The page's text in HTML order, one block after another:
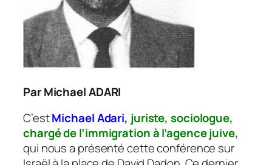
Par Michael ADARI
C’estMichael Adari, juriste, sociologue,
chargé de l’immigration à l’agence juive,
qui nous a présenté cette conférence sur